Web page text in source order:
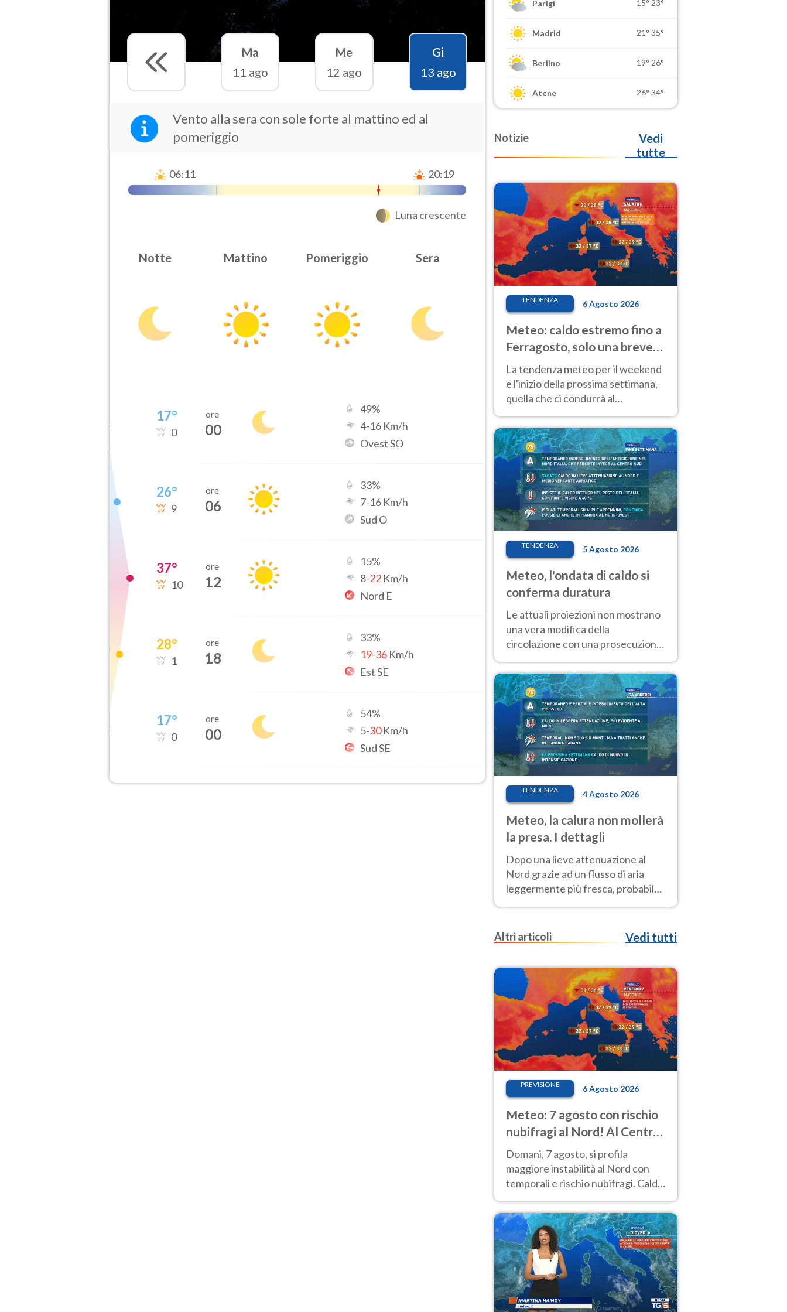
Ma
11 ago
Me
12 ago
Gi
13 ago
Vento alla sera con sole forte al mattino ed al
pomeriggio
06:11 20:19
Luna crescente
Notte Mattino Pomeriggio Sera
17°
0
ore
00
49%
4-16 Km/h
Ovest SO
26°
9
ore
06
33%
7-16 Km/h
Sud O
37°
10
ore
12
15%
8-22 Km/h
Nord E
28°
1
ore
18
33%
19-36 Km/h
Est SE
17°
0
ore
00
54%
5-30Km/h
Sud SE
Parigi 15° 23°
Madrid 21° 35°
Berlino 19° 26°
Atene 26° 34°
Notizie
Vedi
tutte
TENDENZA 6 Agosto 2026
Meteo: caldo estremo fino a
Ferragosto, solo una breve
pausa. Ecco dove
La tendenza meteo per il weekend
e l'inizio della prossima settimana,
quella che ci condurrà al
temperature molto elevate
TENDENZA 5 Agosto 2026
Meteo, l'ondata di caldo si
conferma duratura
Le attuali proiezioni non mostrano
una vera modifica della
circolazione con una prosecuzione
giorni, compresa la settimana di
Ferragosto
TENDENZA 4 Agosto 2026
Meteo, la calura non mollerà
la presa. I dettagli
Dopo una lieve attenuazione al
Nord grazie ad un flusso di aria
leggermente più fresca, probabile
nuovo rinforzo dell’anticiclone
Altri articoli
Vedi tutti
PREVISIONE 6 Agosto 2026
Meteo: 7 agosto con rischio
nubifragi al Nord! Al Centro-
Sud caldo estremo
Domani, 7 agosto, si profila
maggiore instabilità al Nord con
temporali e rischio nubifragi. Caldo
previsioni.